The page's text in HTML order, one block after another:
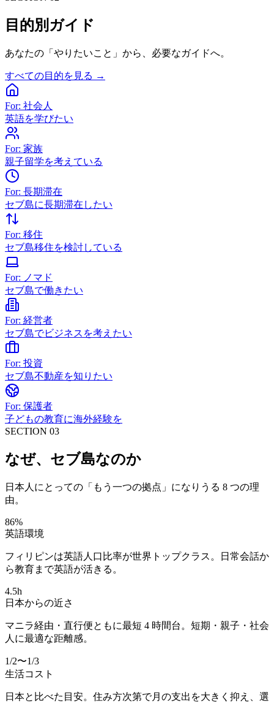
目的別ガイド
あなたの「やりたいこと」から、必要なガイドへ。
すべての目的を見る →
For: 社会人
英語を学びたい
For: 家族
親子留学を考えている
For: 長期滞在
セブ島に長期滞在したい
For: 移住
セブ島移住を検討している
For: ノマド
セブ島で働きたい
For: 経営者
セブ島でビジネスを考えたい
For: 投資
セブ島不動産を知りたい
For: 保護者
子どもの教育に海外経験を
SECTION 03
なぜ、セブ島なのか
日本人にとっての「もう一つの拠点」になりうる 8 つの理
由。
86%
英語環境
フィリピンは英語人口比率が世界トップクラス。日常会話か
ら教育まで英語が活きる。
4.5h
日本からの近さ
マニラ経由・直行便ともに最短 4 時間台。短期・親子・社会
人に最適な距離感。
1/2〜1/3
生活コスト
日本と比べた目安。住み方次第で月の支出を大きく抑え、選